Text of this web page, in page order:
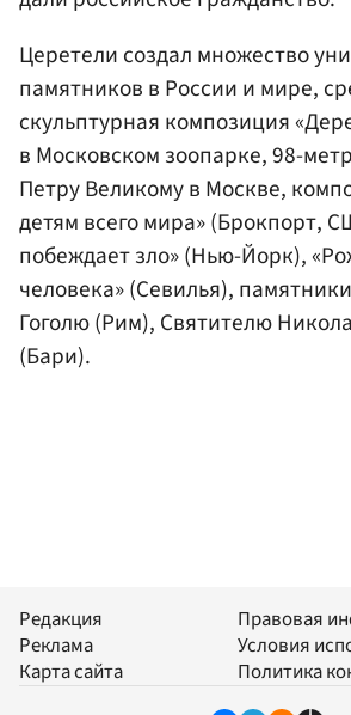
Церетели создал множество
памятников в России и мире,
скульптурная композиция
в Московском зоопарке, 98-
Петру Великому в Москве,
детям всего мира» (Брокпорт,
побеждает зло» (Нью-Йорк),
человека» (Севилья),
Гоголю (Рим), Святителю
(Бари).
Редакция
Реклама
Карта сайта
Правовая
Условия
Политика